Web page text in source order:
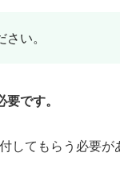
い。
です。
てもらう必要が